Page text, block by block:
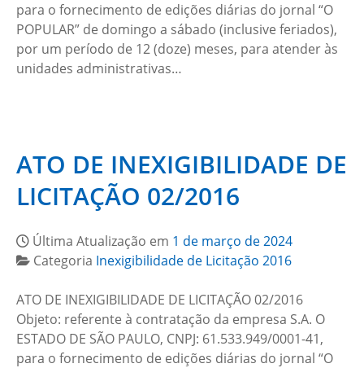
para o fornecimento de edições diárias do jornal “O
POPULAR” de domingo a sábado (inclusive feriados),
por um período de 12 (doze) meses, para atender às
unidades administrativas…
ATO DE INEXIGIBILIDADE DE
LICITAÇÃO 02/2016
Última Atualização em 1 de março de 2024
Categoria Inexigibilidade de Licitação 2016
ATO DE INEXIGIBILIDADE DE LICITAÇÃO 02/2016
Objeto: referente à contratação da empresa S.A. O
ESTADO DE SÃO PAULO, CNPJ: 61.533.949/0001-41,
para o fornecimento de edições diárias do jornal “O